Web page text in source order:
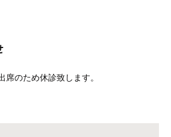
のため休診致します。